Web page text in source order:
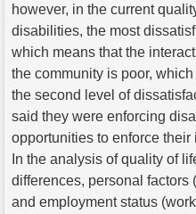
however, in the current
disabilities, the most
which means that the
the community is poor,
the second level of
said they were enforcing
opportunities to enforce their
In the analysis of quality of
differences, personal
and employment status